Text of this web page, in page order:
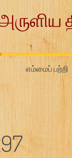
எம்மைப் பற்றி